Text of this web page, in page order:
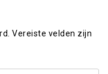
Vereiste velden zijn